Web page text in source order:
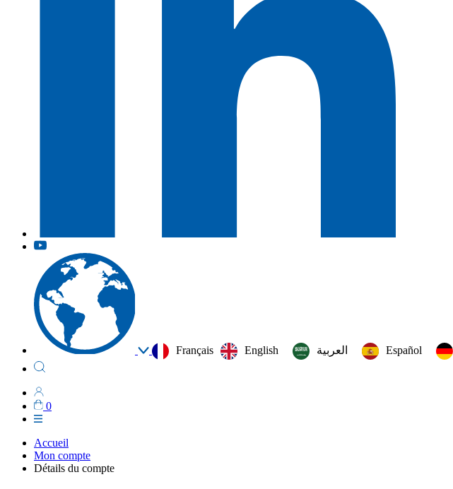
Français English العربية‏ Español
0
Accueil
Mon compte
Détails du compte